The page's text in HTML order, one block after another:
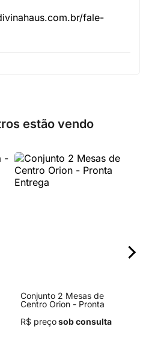
fale-
estão vendo
Conjunto 2 Mesas de
Centro Orion - Pronta
R$ preçosob consulta